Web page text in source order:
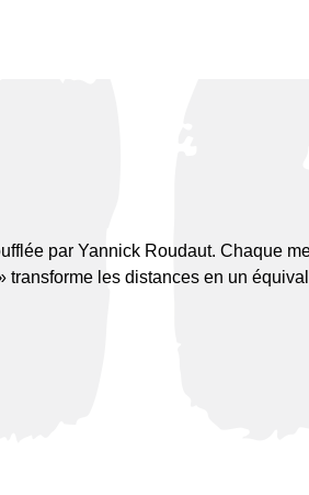
par Yannick Roudaut. Chaque
transforme les distances en un